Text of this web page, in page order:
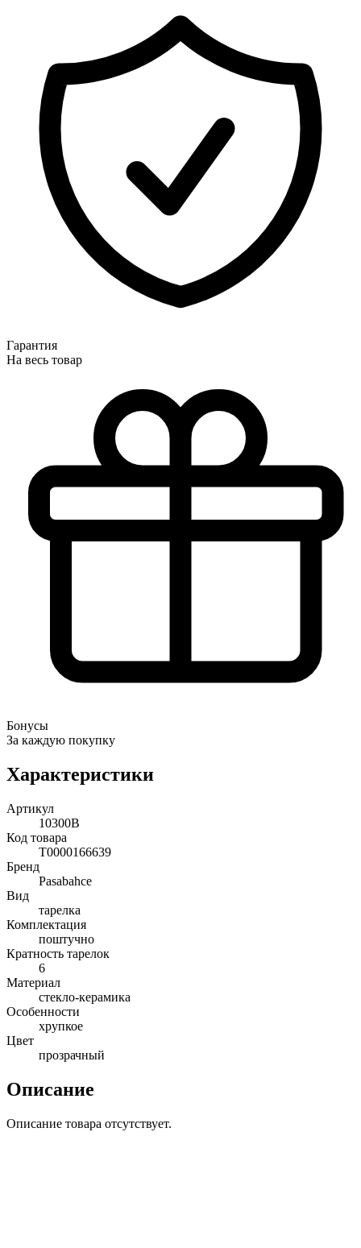
Гарантия
На весь товар
Бонусы
За каждую покупку
Характеристики
Артикул
10300B
Код товара
Т0000166639
Бренд
Pasabahce
Вид
тарелка
Комплектация
поштучно
Кратность тарелок
6
Материал
стекло-керамика
Особенности
хрупкое
Цвет
прозрачный
Описание
Описание товара отсутствует.